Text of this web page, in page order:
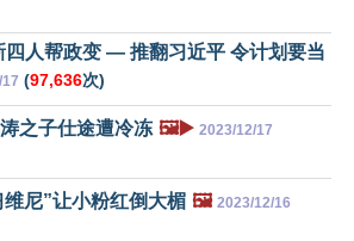
四人帮政变 — 推翻习近平 令计划要当
(97,636次)
之子仕途遭冷冻 🖼️▶️ 2023/12/17
维尼”让小粉红倒大楣 🖼️ 2023/12/16